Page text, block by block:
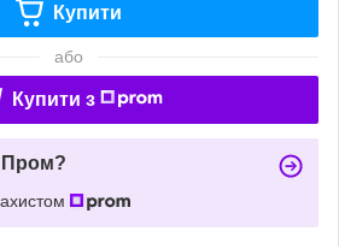
Купити
або
Купити з
Пром?